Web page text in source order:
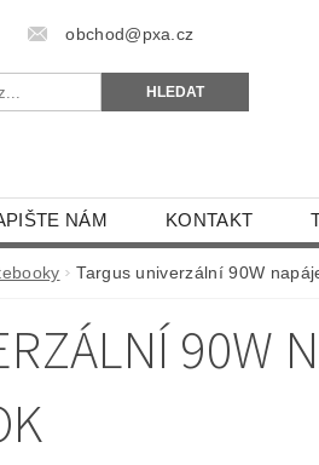
obchod@pxa.cz
NÁM KONTAKT
Targus univerzální 90W
90W